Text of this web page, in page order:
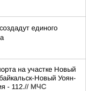
единого
на участке Новый
Новый Уоян-
- 112.// МЧС